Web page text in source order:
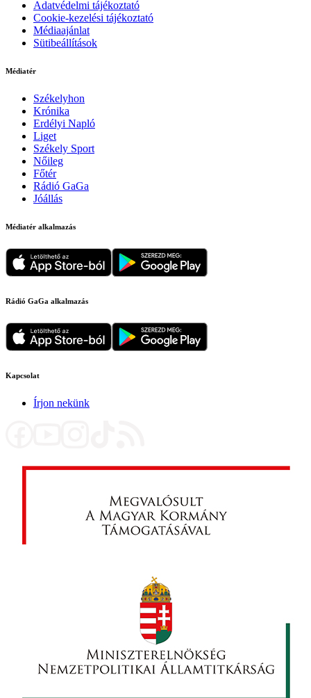
Adatvédelmi tájékoztató
Cookie-kezelési tájékoztató
Médiaajánlat
Sütibeállítások
Médiatér
Székelyhon
Krónika
Erdélyi Napló
Liget
Székely Sport
Nőileg
Főtér
Rádió GaGa
Jóállás
Médiatér alkalmazás
Rádió GaGa alkalmazás
Kapcsolat
Írjon nekünk